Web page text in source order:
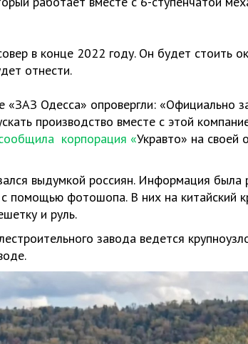
в конце 2022 году. Он будет стоить
отнести.
Одесса» опровергли: «Официально
производство вместе с этой
корпорация «Укравто» на своей
выдумкой россиян. Информация была
помощью фотошопа. В них на китайский
и руль.
завода ведется